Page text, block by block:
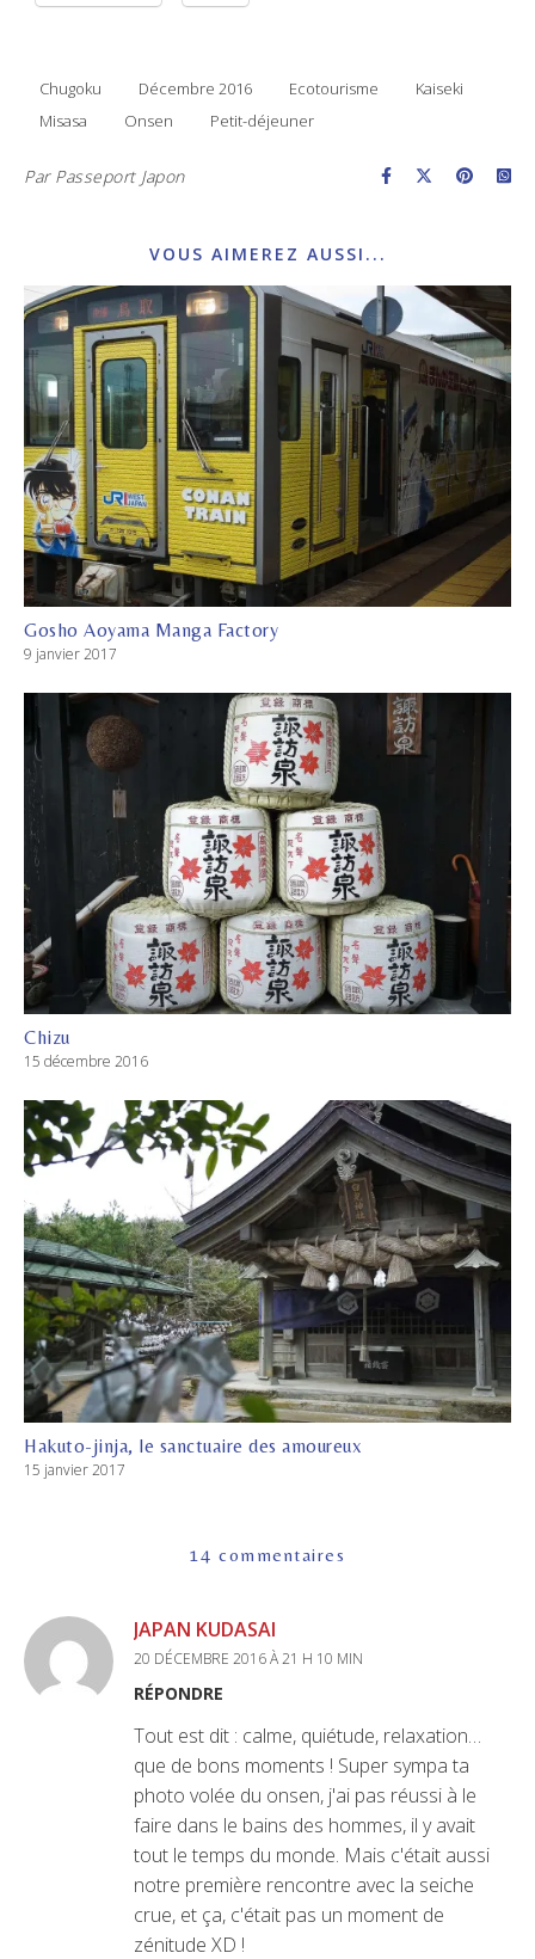
Chugoku Décembre 2016 Ecotourisme
Kaiseki
Misasa
Onsen Petit-déjeuner
Par Passeport Japon
VOUS AIMEREZ AUSSI...
Gosho Aoyama Manga Factory
9 janvier 2017
Chizu
15 décembre 2016
Hakuto-jinja, le sanctuaire des amoureux
15 janvier 2017
14 commentaires
JAPAN KUDASAI
20 DÉCEMBRE 2016 À 21 H 10 MIN
RÉPONDRE
Tout est dit : calme, quiétude, relaxation…
que de bons moments ! Super sympa ta
photo volée du onsen, j'ai pas réussi à le
faire dans le bains des hommes, il y avait
tout le temps du monde. Mais c'était aussi
notre première rencontre avec la seiche
crue, et ça, c'était pas un moment de
zénitude XD !